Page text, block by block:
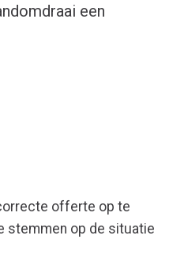
een
offerte op te
stemmen op de situatie